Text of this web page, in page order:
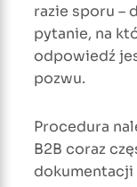
razie sporu –
pytanie, na
odpowiedź
pozwu.
Procedura
B2B coraz
dokumentacji